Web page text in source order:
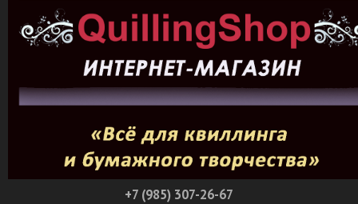
+7 (985) 307-26-67